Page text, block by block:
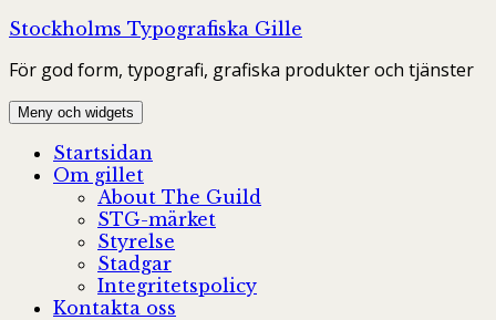
Hoppa
innehåll
Stockholms Typografiska Gille
För god form, typografi, grafiska produkter och tjänster
Meny och widgets
Startsidan
Om gillet
About The Guild
STG-märket
Styrelse
Stadgar
Integritetspolicy
Kontakta oss